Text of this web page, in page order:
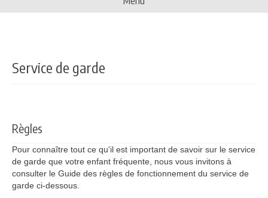
Service de garde
Règles
Pour connaître tout ce qu'il est important de savoir sur le service
de garde que votre enfant fréquente, nous vous invitons à
consulter le Guide des règles de fonctionnement du service de
garde ci-dessous.